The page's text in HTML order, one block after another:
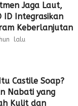
Jaga Laut,
ID Integrasikan
Keberlanjutan
lalu
Castile Soap?
Nabati yang
Kulit dan